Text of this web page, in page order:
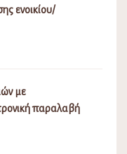
ενοικίου/
με
παραλαβή